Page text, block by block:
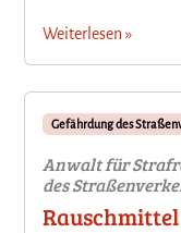
Weiterlesen »
Gefährdung des
Anwalt für
des